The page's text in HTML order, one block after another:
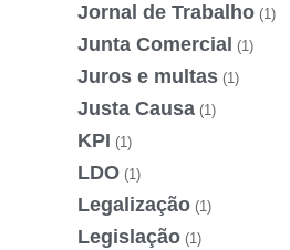
Jornal de Trabalho (1)
Junta Comercial (1)
Juros e multas (1)
Justa Causa (1)
KPI (1)
LDO (1)
Legalização (1)
Legislação (1)